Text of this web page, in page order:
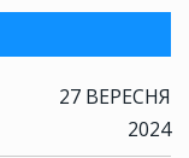
27 ВЕРЕСНЯ
2024